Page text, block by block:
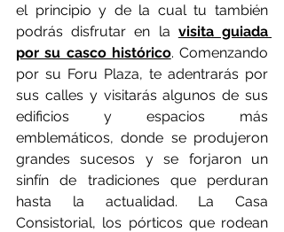
el principio y de la cual tu también
podrás disfrutar en la visita guiada
por su casco histórico. Comenzando
por su Foru Plaza, te adentrarás por
sus calles y visitarás algunos de sus
edificios y espacios más
emblemáticos, donde se produjeron
grandes sucesos y se forjaron un
sinfín de tradiciones que perduran
hasta la actualidad. La Casa
Consistorial, los pórticos que rodean